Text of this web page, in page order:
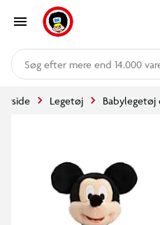
mere end 14.000
Legetøj Babylegetøj